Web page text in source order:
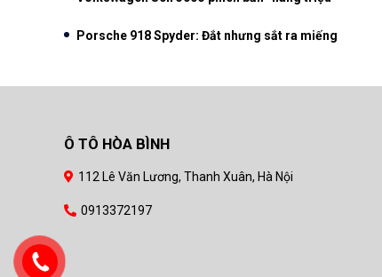
Porsche 918 Spyder: Đắt nhưng sắt ra miếng
Ô TÔ HÒA BÌNH
112 Lê Văn Lương, Thanh Xuân, Hà Nội
0913372197